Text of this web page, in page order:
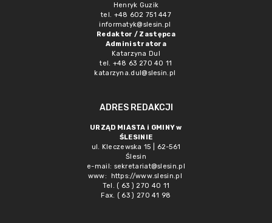
Henryk Guzik
tel. +48 602 751 447
informatyk@slesin.pl
Redaktor / Zastępca
Administratora
Katarzyna Dul
tel. +48 63 270 40 11
katarzyna.dul@slesin.pl
ADRES REDAKCJI
URZĄD MIASTA i GMINY w
ŚLESINIE
ul. Kleczewska 15 | 62-561
Ślesin
e-mail: sekretariat@slesin.pl
www:
https://www.slesin.pl
Tel. ( 63 ) 270 40 11
Fax. ( 63 ) 270 41 98